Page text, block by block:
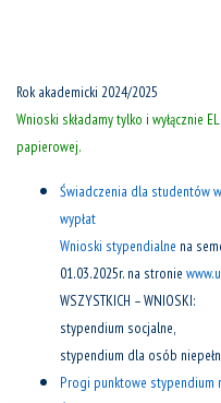
Rok akademicki 2024/2025
Wnioski składamy tylko i wyłącznie
papierowej.
Świadczenia dla studentów
wypłat
Wnioski stypendialne na
01.03.2025r. na stronie
WSZYSTKICH – WNIOSKI:
stypendium socjalne,
stypendium dla osób
Progi punktowe stypendium